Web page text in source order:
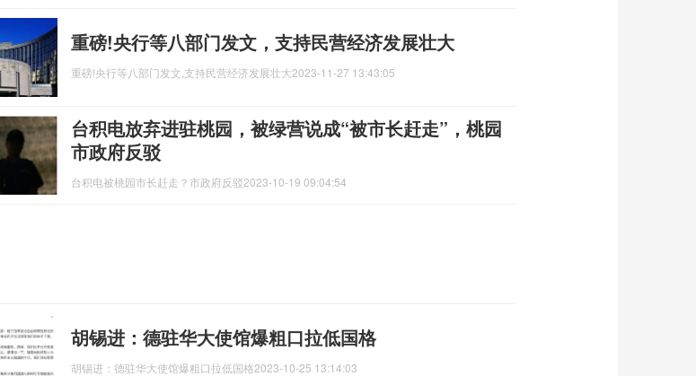
重磅!央行等八部门发文，支持民营经济发展壮大
重磅!央行等八部门发文,支持民营经济发展壮大2023-11-27 13:43:05
台积电放弃进驻桃园，被绿营说成“被市长赶走”，桃园
市政府反驳
台积电被桃园市长赶走？市政府反驳2023-10-19 09:04:54
胡锡进：德驻华大使馆爆粗口拉低国格
胡锡进：德驻华大使馆爆粗口拉低国格2023-10-25 13:14:03